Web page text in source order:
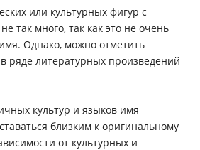
или культурных фигур с
так много, так как это не очень
Однако, можно отметить
ряде литературных произведений
культур и языков имя
близким к оригинальному
от культурных и